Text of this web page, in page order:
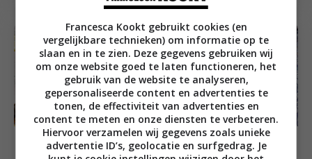
Kikkererwtensalade
min Barbecue recepten
45 min Barbecue recepten
Francesca Kookt gebruikt cookies (en
vergelijkbare technieken) om informatie op te
slaan en in te zien. Deze gegevens gebruiken wij
om onze website goed te laten functioneren, het
gebruik van de website te analyseren,
gepersonaliseerde content en advertenties te
tonen, de effectiviteit van advertenties en
content te meten en onze diensten te verbeteren.
Hiervoor verzamelen wij gegevens zoals unieke
advertentie ID’s, geolocatie en surfgedrag. Je